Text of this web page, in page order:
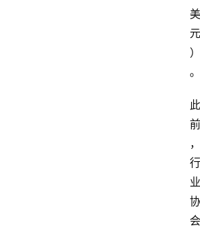
美
元
）
。
此
前
，
行
业
协
会